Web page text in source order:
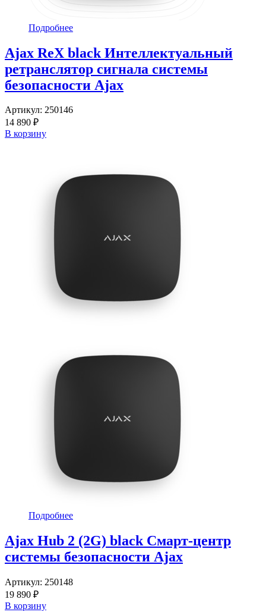
Подробнее
Ajax ReX black Интеллектуальный
ретранслятор сигнала системы
безопасности Ajax
Артикул: 250146
14 890 ₽
В корзину
Подробнее
Ajax Hub 2 (2G) black Смарт-центр
системы безопасности Ajax
Артикул: 250148
19 890 ₽
В корзину